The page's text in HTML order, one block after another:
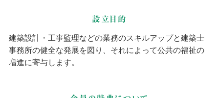
設立目的
建築設計・工事監理などの業務のスキルアップと建築士
事務所の健全な発展を図り、それによって公共の福祉の
増進に寄与します。